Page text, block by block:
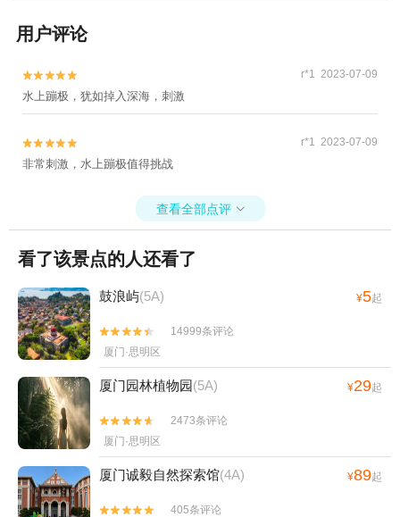
用户评论

 r*1 2023-07-09
水上蹦极，犹如掉入深海，刺激

 r*1 2023-07-09
非常刺激，水上蹦极值得挑战
查看全部点评 
看了该景点的人还看了
鼓浪屿(5A) ¥5起


14999条评论
厦门·思明区
厦门园林植物园(5A) ¥29起


2473条评论
厦门·思明区
厦门诚毅自然探索馆(4A) ¥89起


405条评论